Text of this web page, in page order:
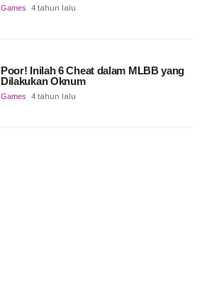
Games 4 tahun lalu
Poor! Inilah 6 Cheat dalam MLBB yang
Dilakukan Oknum
Games 4 tahun lalu